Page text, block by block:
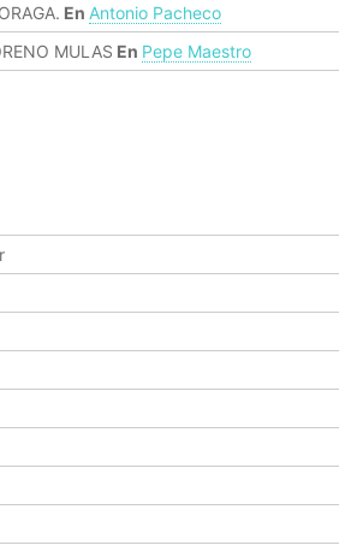
En Antonio Pacheco
MULAS En Pepe Maestro